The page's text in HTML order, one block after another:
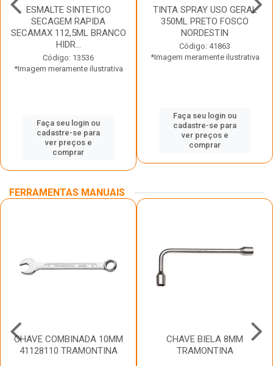
ESMALTE SINTETICO
SECAGEM RAPIDA
SECAMAX 112,5ML BRANCO
HIDR...
Código: 13536
*Imagem meramente ilustrativa
Faça seu login ou
cadastre-se para
ver preços e
comprar
TINTA SPRAY USO GERAL
350ML PRETO FOSCO
NORDESTIN
Código: 41863
*Imagem meramente ilustrativa
Faça seu login ou
cadastre-se para
ver preços e
comprar
FERRAMENTAS MANUAIS
CHAVE COMBINADA 10MM
41128110 TRAMONTINA
CHAVE BIELA 8MM
TRAMONTINA